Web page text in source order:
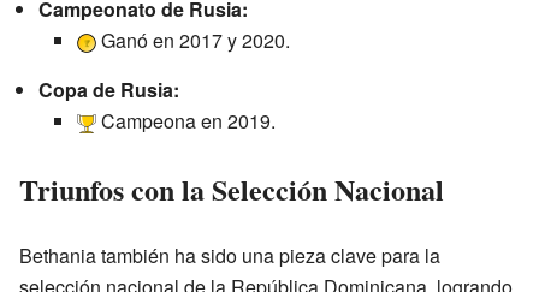
Campeonato de Rusia:
Ganó en 2017 y 2020.
Copa de Rusia:
Campeona en 2019.
Triunfos con la Selección Nacional
Bethania también ha sido una pieza clave para la
selección nacional de la República Dominicana, logrando